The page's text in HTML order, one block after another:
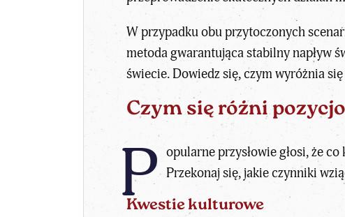
W przypadku obu przytoczonych
metoda gwarantująca stabilny napływ
świecie. Dowiedz się, czym wyróżnia
Czym się różni
P opularne przysłowie głosi, że
Przekonaj się, jakie czynniki
Kwestie kulturowe